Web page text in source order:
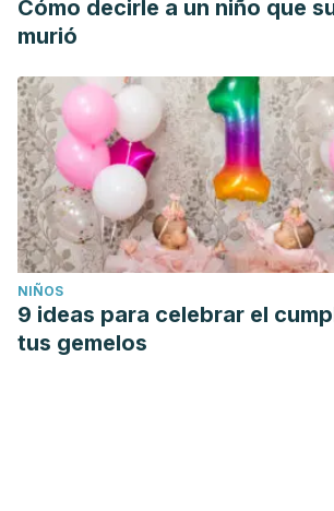
Cómo decirle a un niño que
murió
NIÑOS
9 ideas para celebrar el
tus gemelos